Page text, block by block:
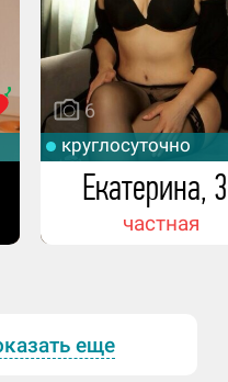
кружевное,
Белый.
тебе по-
свидания?
с красивым
круглосуточно
Екатерина,
частная
6
еще